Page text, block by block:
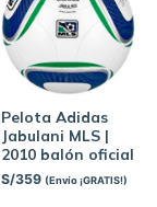
Pelota Adidas
Jabulani MLS |
2010 balón oficial
S/359 (Envío ¡GRATIS!)